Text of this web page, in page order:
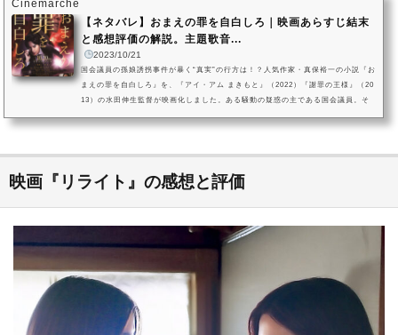
Cinemarche
【ネタバレ】おまえの罪を自白しろ｜映画あらすじ結末
と感想評価の解説。主題歌音...
2023/10/21
国会議員の孫娘誘拐事件が暴く“真実”の行方は！？人気作家・真保裕一の小説『お
まえの罪を自白しろ』を、『アイ・アム まきもと』（2022）『謝罪の王様』（20
13）の水田伸生監督が映画化しました。ある騒動の疑惑の主である国会議員。そ
映画『リライト』の感想と評価